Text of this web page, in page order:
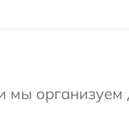
организуем